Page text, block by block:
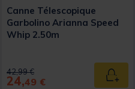
au panier
Canne Télescopique
Garbolino Arianna Speed
Whip 2.50m
Price reduced from
42,99 €to
24,49 €